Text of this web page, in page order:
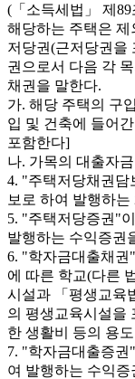
(「소득세법」 제
해당하는 주택은
저당권(근저당권을
권으로서 다음 각
채권을 말한다.
가. 해당 주택의 구
입 및 건축에 들어
포함한다]
나. 가목의 대출자
4. "주택저당채권
보로 하여 발행하
5. "주택저당증권"
발행하는 수익증권
6. "학자금대출채권
에 따른 학교(다른
시설과 「평생교육
의 평생교육시설을
한 생활비 등의 용
7. "학자금대출증
여 발행하는 수익증